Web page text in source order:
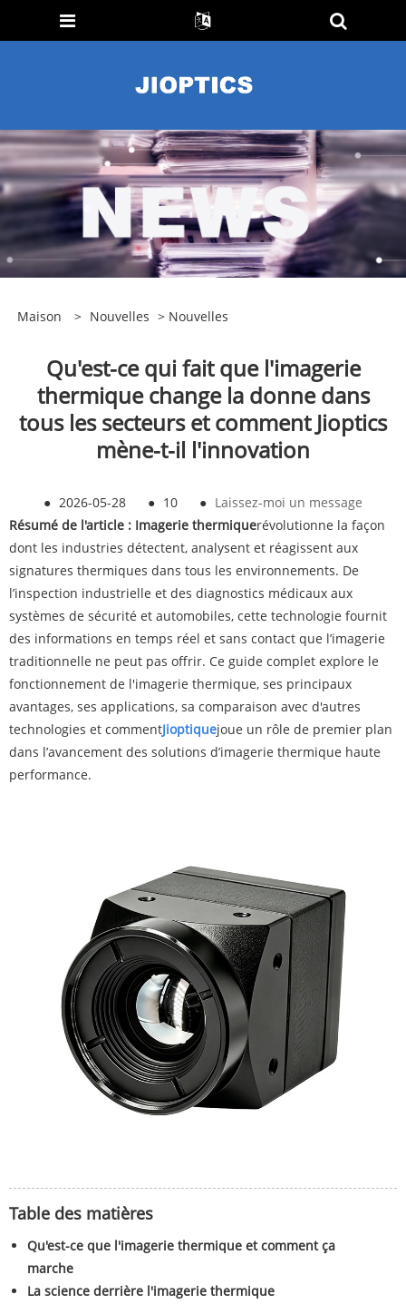
Maison > Nouvelles > Nouvelles
Qu'est-ce qui fait que l'imagerie
thermique change la donne dans
tous les secteurs et comment Jioptics
mène-t-il l'innovation
● 2026-05-28 ● 10 ● Laissez-moi un message
Résumé de l'article : Imagerie thermiquerévolutionne la façon
dont les industries détectent, analysent et réagissent aux
signatures thermiques dans tous les environnements. De
l’inspection industrielle et des diagnostics médicaux aux
systèmes de sécurité et automobiles, cette technologie fournit
des informations en temps réel et sans contact que l’imagerie
traditionnelle ne peut pas offrir. Ce guide complet explore le
fonctionnement de l'imagerie thermique, ses principaux
avantages, ses applications, sa comparaison avec d'autres
technologies et commentJioptiquejoue un rôle de premier plan
dans l’avancement des solutions d’imagerie thermique haute
performance.
Table des matières
Qu'est-ce que l'imagerie thermique et comment ça
marche
La science derrière l'imagerie thermique